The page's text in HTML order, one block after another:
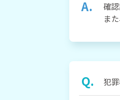
確
ま
犯